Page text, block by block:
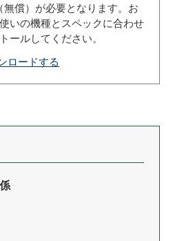
償）が必要となります。お
いの機種とスペックに合わせ
ールしてください。
ロードする